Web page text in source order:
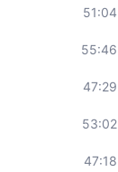
51:04
55:46
47:29
53:02
47:18